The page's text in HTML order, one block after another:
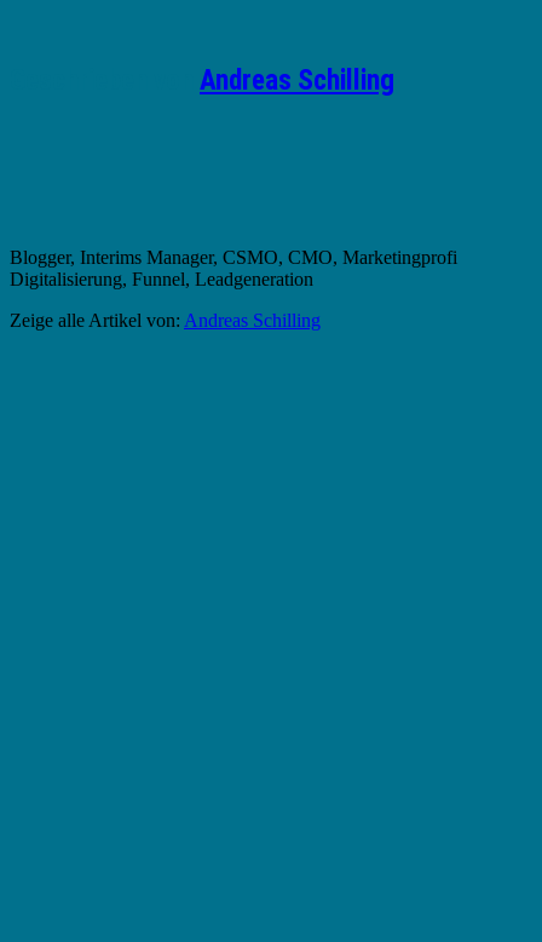
Andreas Schilling
Blogger, Interims Manager, CSMO, CMO, Marketingprofi
Digitalisierung, Funnel, Leadgeneration
Zeige alle Artikel von: Andreas Schilling